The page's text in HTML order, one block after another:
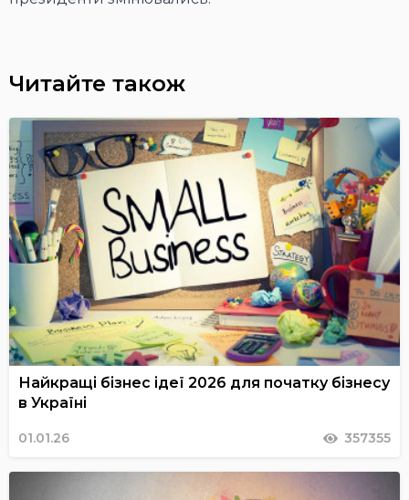
Читайте також
Найкращі бізнес ідеї 2026 для початку бізнесу
в Україні
01.01.26 357355